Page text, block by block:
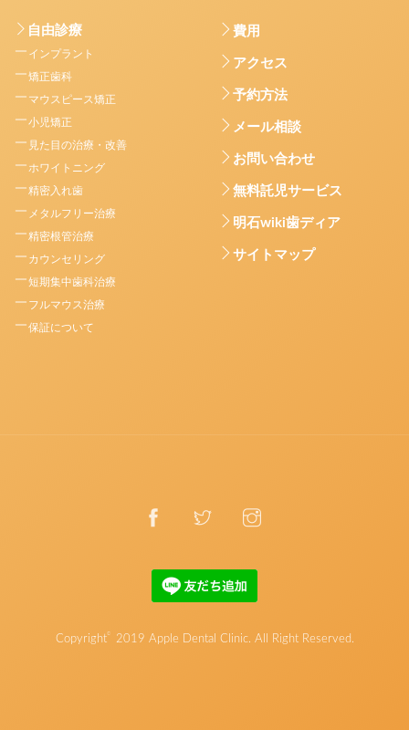
自由診療
インプラント
矯正歯科
マウスピース矯正
小児矯正
見た目の治療・改善
ホワイトニング
精密入れ歯
メタルフリー治療
精密根管治療
カウンセリング
短期集中歯科治療
フルマウス治療
保証について
費用
アクセス
予約方法
メール相談
お問い合わせ
無料託児サービス
明石wiki歯ディア
サイトマップ
Copyright
©
2019 Apple Dental Clinic. All Right Reserved.